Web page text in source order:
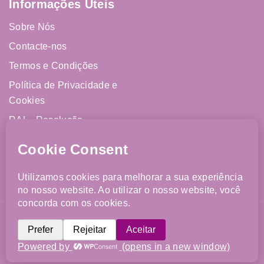
Informações Úteis
Sobre Nós
Contacte-nos
Termos e Condições
Política de Privacidade e
Cookies
RAL - Resolução
Livro de Reclamações
©{Year} FJCM. Todos os direitos reservados. Website
desenvolvido porImparpower